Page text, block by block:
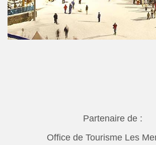
Partenaire de :
Office de Tourisme Les